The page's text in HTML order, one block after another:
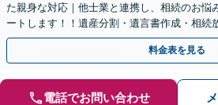
た親身な対応｜他士業と連携し、相続のお悩
ートします！！遺産分割・遺言書作成・相続
く対応【休日・夜間対応可】
料金表を見る
電話でお問い合わせ